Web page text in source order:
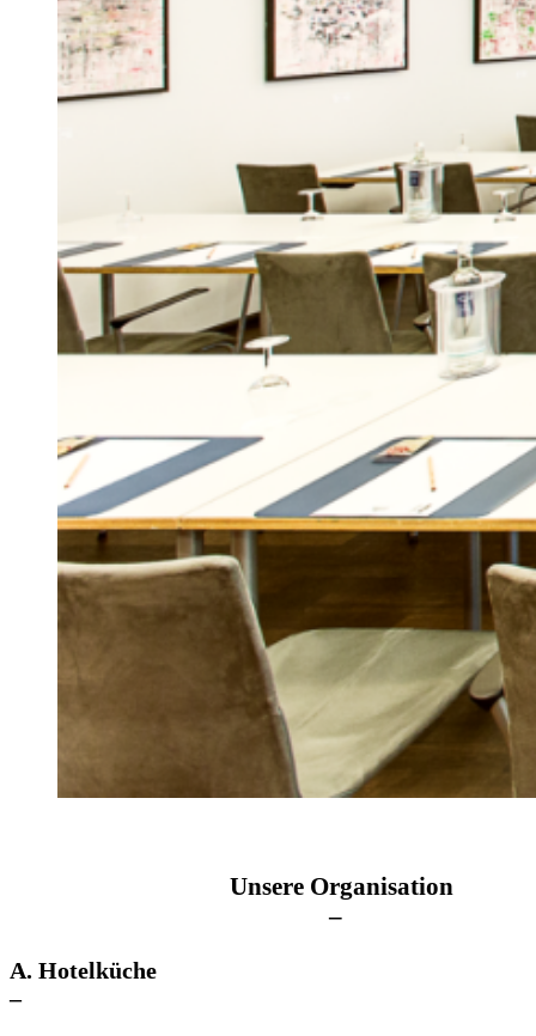
Unsere Organisation
–
A. Hotelküche
–